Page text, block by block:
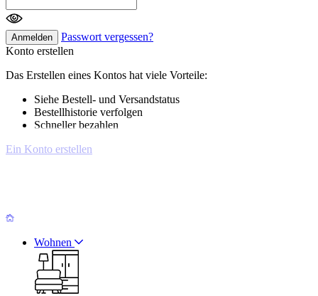
Anmelden
Passwort vergessen?
Konto erstellen
Das Erstellen eines Kontos hat viele Vorteile:
Siehe Bestell- und Versandstatus
Bestellhistorie verfolgen
Schneller bezahlen
Ein Konto erstellen
Wohnen